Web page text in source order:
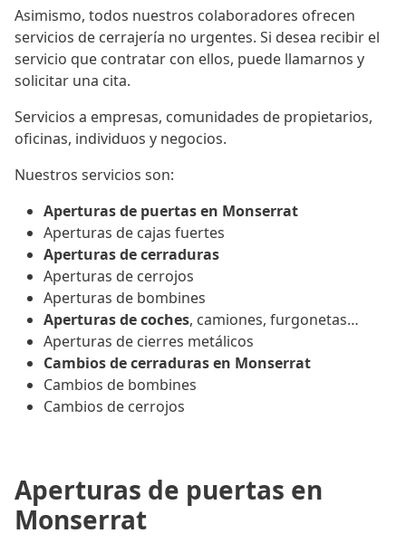
Asimismo, todos nuestros colaboradores ofrecen
servicios de cerrajería no urgentes. Si desea recibir el
servicio que contratar con ellos, puede llamarnos y
solicitar una cita.
Servicios a empresas, comunidades de propietarios,
oficinas, individuos y negocios.
Nuestros servicios son:
Aperturas de puertas en Monserrat
Aperturas de cajas fuertes
Aperturas de cerraduras
Aperturas de cerrojos
Aperturas de bombines
Aperturas de coches, camiones, furgonetas…
Aperturas de cierres metálicos
Cambios de cerraduras en Monserrat
Cambios de bombines
Cambios de cerrojos
Aperturas de puertas en
Monserrat